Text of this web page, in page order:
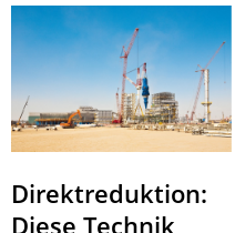
Direktreduktion:
Diese Technik